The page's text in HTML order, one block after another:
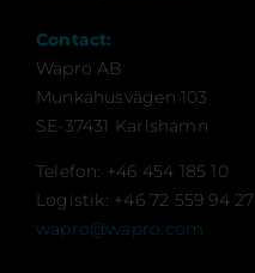
Contact:
Wapro AB
Munkahusvägen 103
SE-37431 Karlshamn
Telefon: +46 454 185 10
Logistik: +46 72 559 94 27
wapro@wapro.com